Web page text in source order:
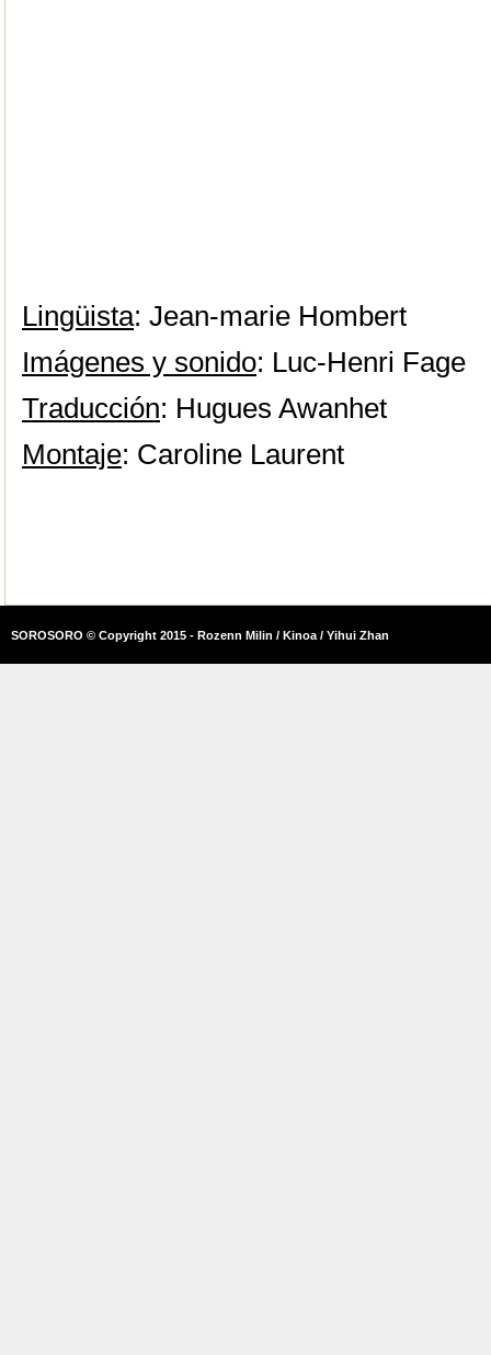
Lingüista: Jean-marie Hombert
Imágenes y sonido: Luc-Henri Fage
Traducción: Hugues Awanhet
Montaje: Caroline Laurent
SOROSORO © Copyright 2015 - Rozenn Milin / Kinoa / Yihui Zhan